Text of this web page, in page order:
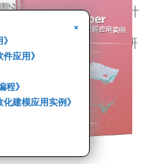
波工具抗规抗震设计
盈建科科研
试验试验
高规
应用》
》
建模应用实例》